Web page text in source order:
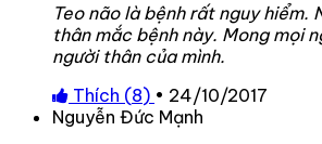
Teo não là bệnh rất nguy hiểm.
thân mắc bệnh này. Mong mọi
người thân của mình.
Thích (8) • 24/10/2017
Nguyễn Đức Mạnh